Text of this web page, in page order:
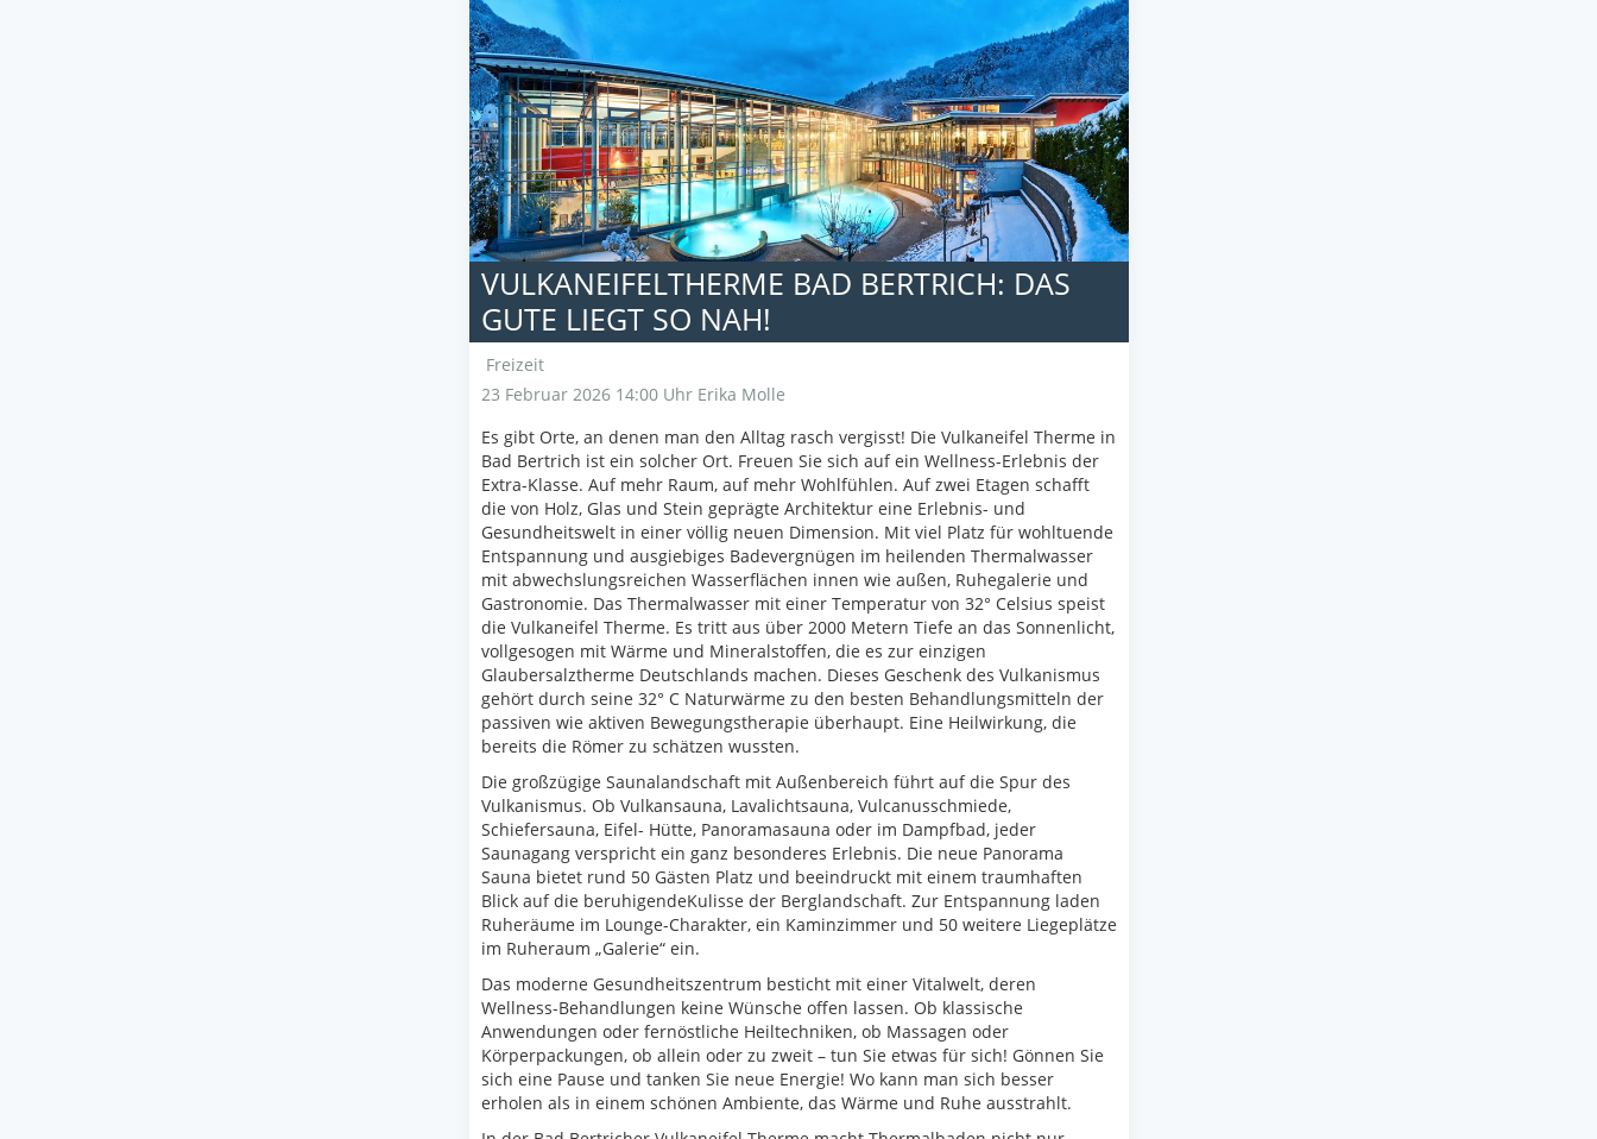
VULKANEIFELTHERME BAD BERTRICH: DAS
GUTE LIEGT SO NAH!
Freizeit
23 Februar 2026 14:00 Uhr Erika Molle
Es gibt Orte, an denen man den Alltag rasch vergisst! Die Vulkaneifel Therme in
Bad Bertrich ist ein solcher Ort. Freuen Sie sich auf ein Wellness-Erlebnis der
Extra-Klasse. Auf mehr Raum, auf mehr Wohlfühlen. Auf zwei Etagen schafft
die von Holz, Glas und Stein geprägte Architektur eine Erlebnis- und
Gesundheitswelt in einer völlig neuen Dimension. Mit viel Platz für wohltuende
Entspannung und ausgiebiges Badevergnügen im heilenden Thermalwasser
mit abwechslungsreichen Wasserflächen innen wie außen, Ruhegalerie und
Gastronomie. Das Thermalwasser mit einer Temperatur von 32° Celsius speist
die Vulkaneifel Therme. Es tritt aus über 2000 Metern Tiefe an das Sonnenlicht,
vollgesogen mit Wärme und Mineralstoffen, die es zur einzigen
Glaubersalztherme Deutschlands machen. Dieses Geschenk des Vulkanismus
gehört durch seine 32° C Naturwärme zu den besten Behandlungsmitteln der
passiven wie aktiven Bewegungstherapie überhaupt. Eine Heilwirkung, die
bereits die Römer zu schätzen wussten.
Die großzügige Saunalandschaft mit Außenbereich führt auf die Spur des
Vulkanismus. Ob Vulkansauna, Lavalichtsauna, Vulcanusschmiede,
Schiefersauna, Eifel- Hütte, Panoramasauna oder im Dampfbad, jeder
Saunagang verspricht ein ganz besonderes Erlebnis. Die neue Panorama
Sauna bietet rund 50 Gästen Platz und beeindruckt mit einem traumhaften
Blick auf die beruhigendeKulisse der Berglandschaft. Zur Entspannung laden
Ruheräume im Lounge-Charakter, ein Kaminzimmer und 50 weitere Liegeplätze
im Ruheraum „Galerie“ ein.
Das moderne Gesundheitszentrum besticht mit einer Vitalwelt, deren
Wellness-Behandlungen keine Wünsche offen lassen. Ob klassische
Anwendungen oder fernöstliche Heiltechniken, ob Massagen oder
Körperpackungen, ob allein oder zu zweit – tun Sie etwas für sich! Gönnen Sie
sich eine Pause und tanken Sie neue Energie! Wo kann man sich besser
erholen als in einem schönen Ambiente, das Wärme und Ruhe ausstrahlt.